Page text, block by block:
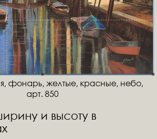
фонарь, желтые, красные, небо,
арт. 850
и высоту в